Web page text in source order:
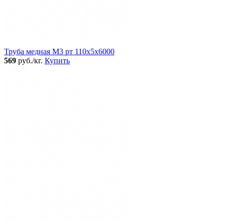
Труба медная М3 рт 110х5х6000
569 руб./кг. Купить